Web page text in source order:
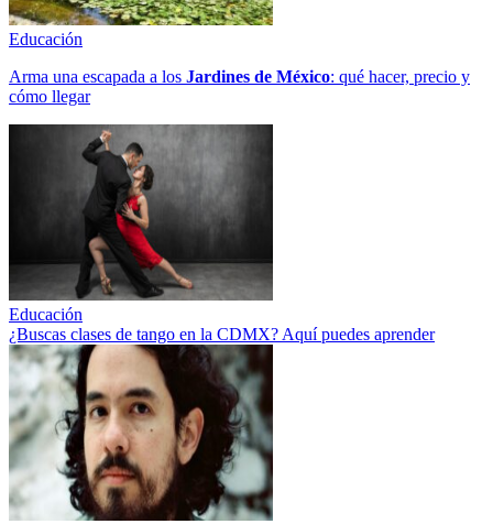
Educación
Arma una escapada a los Jardines de México: qué hacer, precio y
cómo llegar
Educación
¿Buscas clases de tango en la CDMX? Aquí puedes aprender